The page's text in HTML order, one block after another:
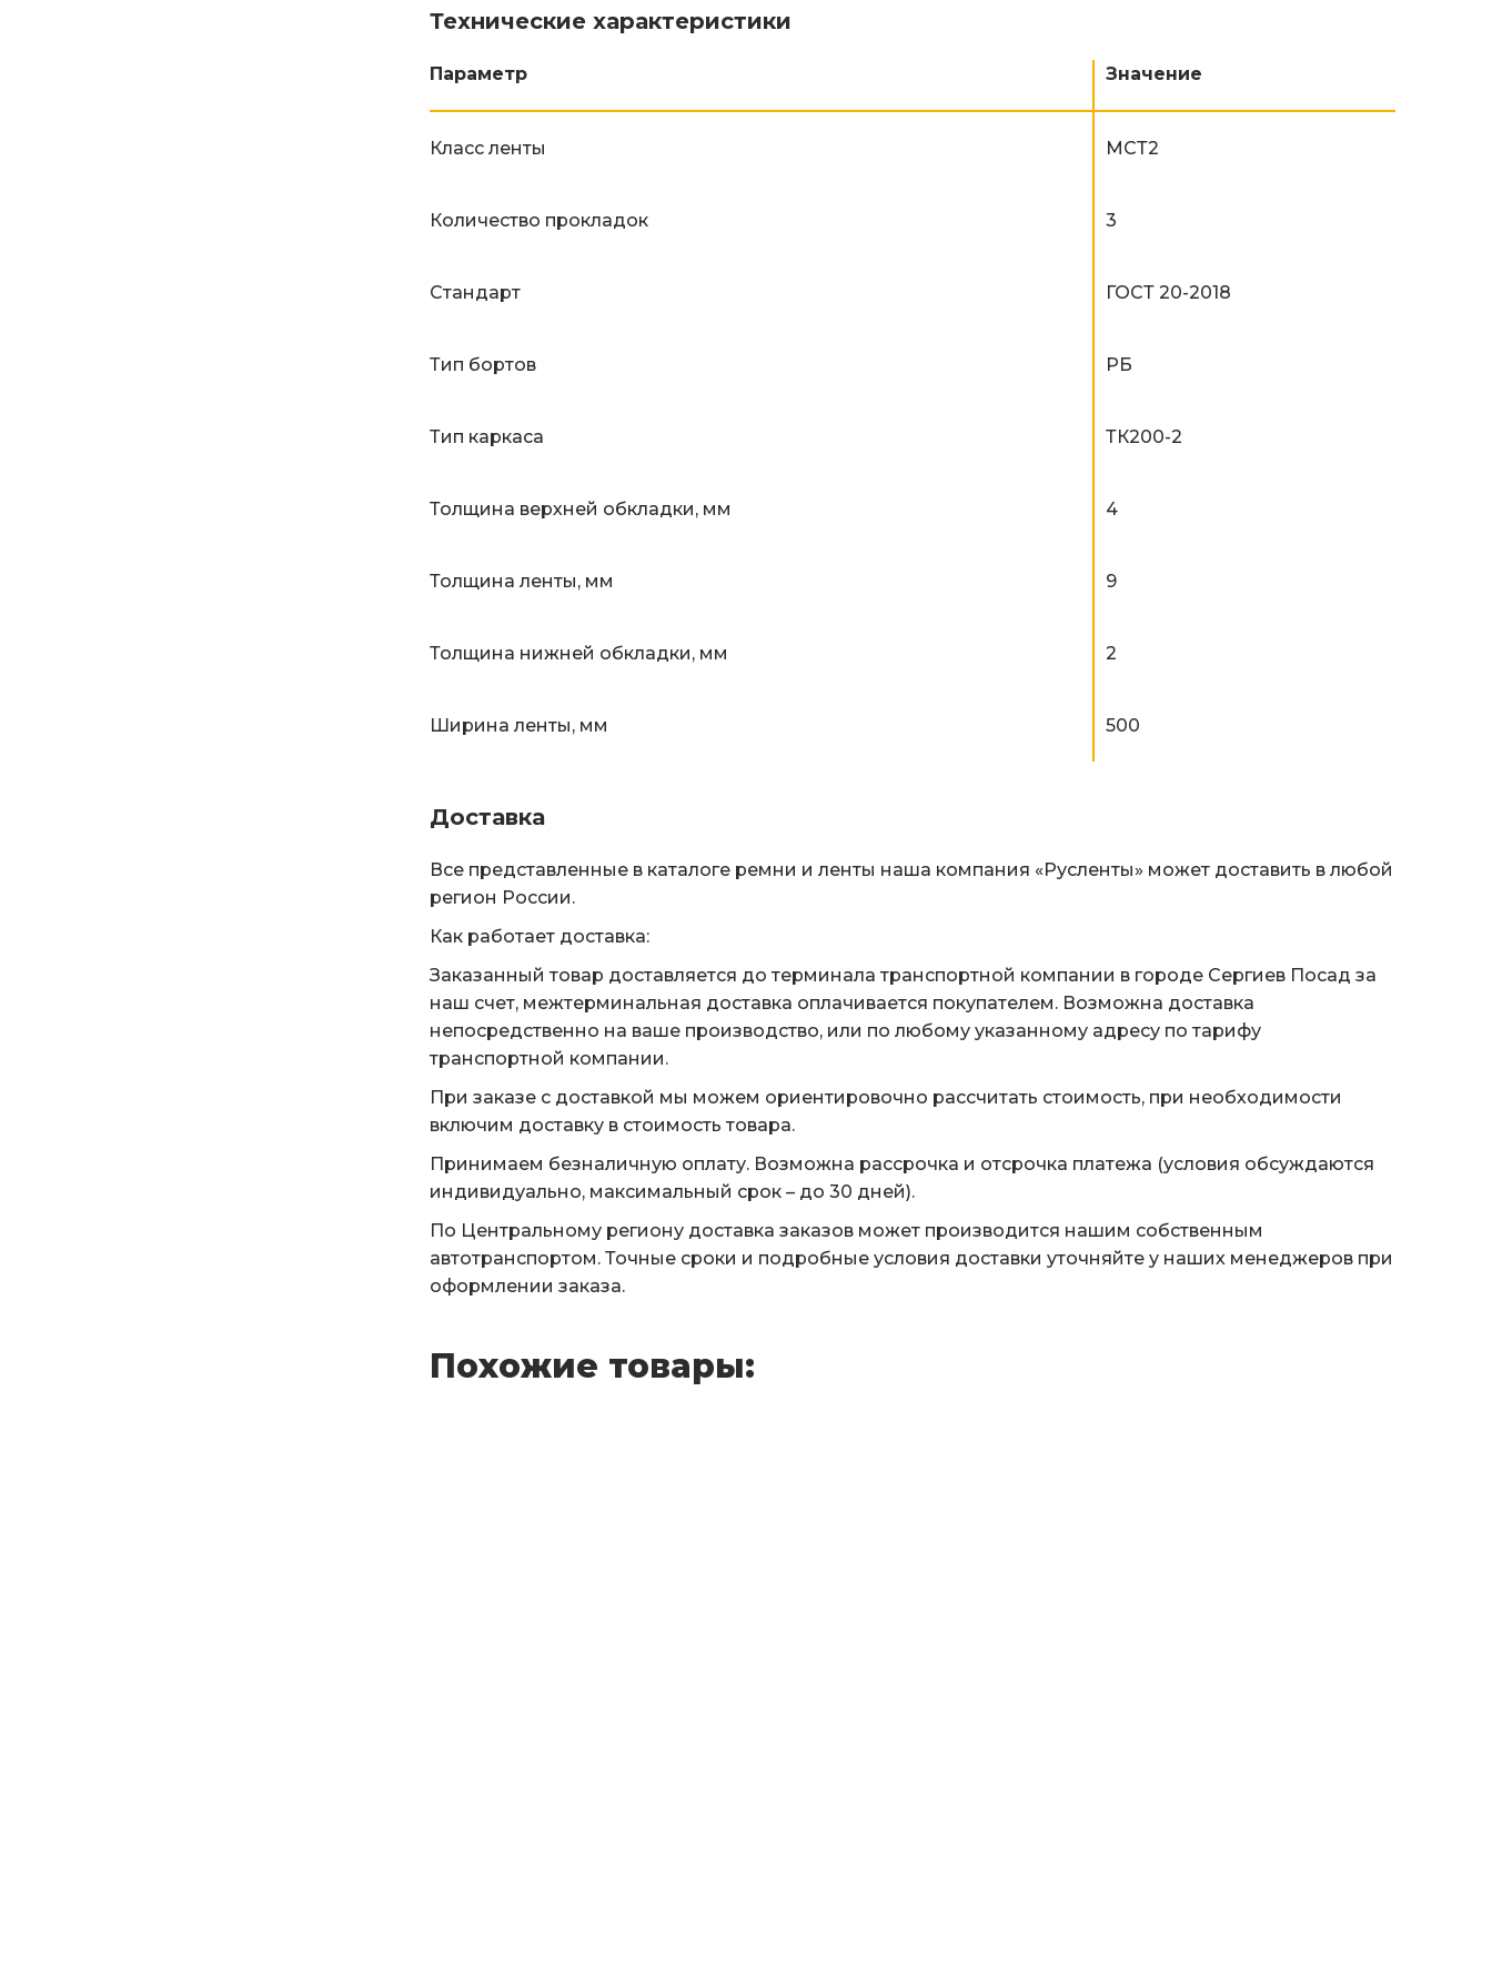
Технические характеристики
Параметр Значение
Класс ленты МСТ2
Количество прокладок 3
Стандарт ГОСТ 20-2018
Тип бортов РБ
Тип каркаса ТК200-2
Толщина верхней обкладки, мм 4
Толщина ленты, мм 9
Толщина нижней обкладки, мм 2
Ширина ленты, мм 500
Доставка
Все представленные в каталоге ремни и ленты наша компания «Русленты» может доставить в любой
регион России.
Как работает доставка:
Заказанный товар доставляется до терминала транспортной компании в городе Сергиев Посад за
наш счет, межтерминальная доставка оплачивается покупателем. Возможна доставка
непосредственно на ваше производство, или по любому указанному адресу по тарифу
транспортной компании.
При заказе с доставкой мы можем ориентировочно рассчитать стоимость, при необходимости
включим доставку в стоимость товара.
Принимаем безналичную оплату. Возможна рассрочка и отсрочка платежа (условия обсуждаются
индивидуально, максимальный срок – до 30 дней).
По Центральному региону доставка заказов может производится нашим собственным
автотранспортом. Точные сроки и подробные условия доставки уточняйте у наших менеджеров при
оформлении заказа.
Похожие товары: